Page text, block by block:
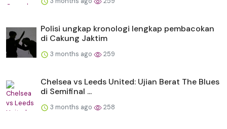
Polisi ungkap kronologi lengkap pembacokan
di Cakung Jaktim
3 months ago 259
Chelsea vs Leeds United: Ujian Berat The Blues
di Semifinal ...
3 months ago 258